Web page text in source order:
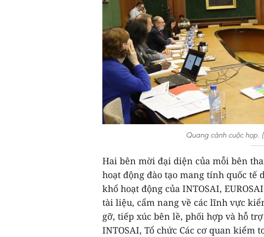
Quang cảnh cuộc họp.
Hai bên mời đại diện của mỗi bên
hoạt động đào tạo mang tính quốc tế
khổ hoạt động của INTOSAI,
tài liệu, cẩm nang về các lĩnh vực
gỡ, tiếp xúc bên lề, phối hợp và hỗ
INTOSAI, Tổ chức Các cơ quan kiểm